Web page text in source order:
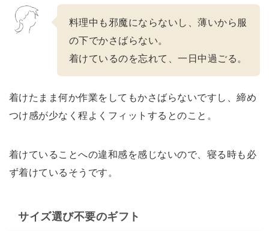
料理中も邪魔にならないし、薄いから服
の下でかさばらない。
着けているのを忘れて、一日中過ごる。
着けたまま何か作業をしてもかさばらないですし、締め
つけ感が少なく程よくフィットするとのこと。
着けていることへの違和感を感じないので、寝る時も必
ず着けているそうです。
サイズ選び不要のギフト